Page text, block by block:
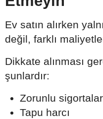
Ev satın alırken
değil, farklı
Dikkate alınması
şunlardır:
Zorunlu sigortalar
Tapu harcı